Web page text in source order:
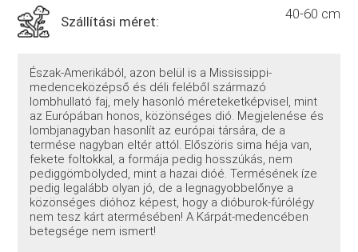
Szállítási méret: 40-60 cm
Észak-Amerikából, azon belül is a Mississippi-
medenceközépső és déli feléből származó
lombhullató faj, mely hasonló méreteketképvisel, mint
az Európában honos, közönséges dió. Megjelenése és
lombjanagyban hasonlít az európai társára, de a
termése nagyban eltér attól. Előszöris sima héja van,
fekete foltokkal, a formája pedig hosszúkás, nem
pediggömbölyded, mint a hazai dióé. Termésének íze
pedig legalább olyan jó, de a legnagyobbelőnye a
közönséges dióhoz képest, hogy a dióburok-fúrólégy
nem tesz kárt atermésében! A Kárpát-medencében
betegsége nem ismert!